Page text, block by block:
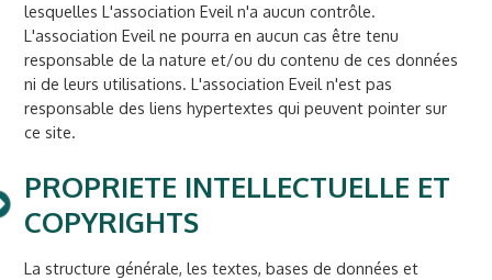
lesquelles L'association Eveil n'a aucun contrôle.
L'association Eveil ne pourra en aucun cas être tenu
responsable de la nature et/ou du contenu de ces données
ni de leurs utilisations. L'association Eveil n'est pas
responsable des liens hypertextes qui peuvent pointer sur
ce site.
PROPRIETE INTELLECTUELLE ET
COPYRIGHTS
La structure générale, les textes, bases de données et